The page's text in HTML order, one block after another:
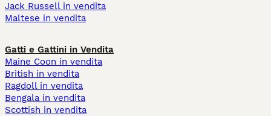
Jack Russell in vendita
Maltese in vendita
Gatti e Gattini in Vendita
Maine Coon in vendita
British in vendita
Ragdoll in vendita
Bengala in vendita
Scottish in vendita